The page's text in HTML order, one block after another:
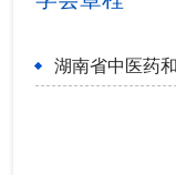
湖南省中医药